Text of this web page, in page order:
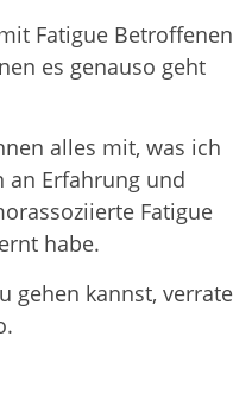
Fatigue Betroffenen
es genauso geht
alles mit, was ich
an Erfahrung und
Fatigue
habe.
gehen kannst, verrate